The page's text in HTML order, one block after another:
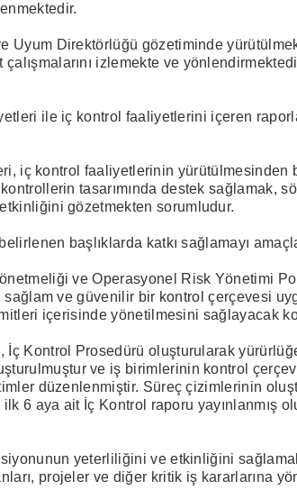
Uyum Direktörlüğü gözetiminde
izlemekte ve
ile iç kontrol faaliyetlerini içeren
iç kontrol faaliyetlerinin
tasarımında destek
gözetmekten sorumludur.
başlıklarda katkı sağlamayı
ve Operasyonel Risk Yönetimi
ve güvenilir bir kontrol çerçevesi
içerisinde yönetilmesini sağlayacak
İç Kontrol Prosedürü oluşturularak
ve iş birimlerinin kontrol
düzenlenmiştir. Süreç çizimlerinin
6 aya ait İç Kontrol raporu
yeterliliğini ve etkinliğini
projeler ve diğer kritik iş kararlarına